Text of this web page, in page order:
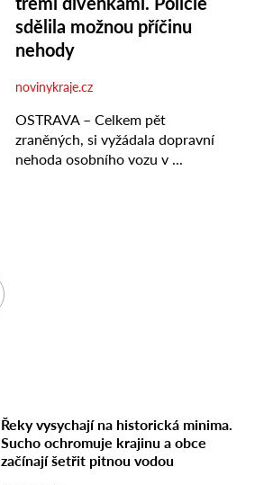
Řeky vysychají na historická minima.
Sucho ochromuje krajinu a obce
začínají šetřit pitnou vodou